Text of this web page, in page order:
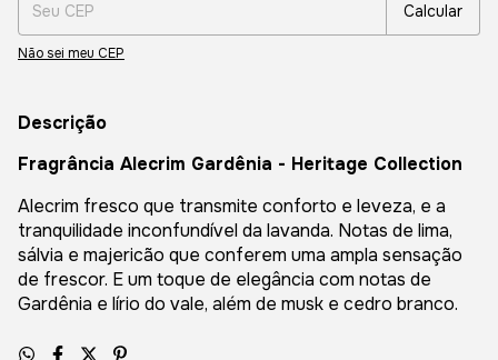
Calcular
Não sei meu CEP
Descrição
Fragrância Alecrim Gardênia - Heritage Collection
Alecrim fresco que transmite conforto e leveza, e a
tranquilidade inconfundível da lavanda. Notas de lima,
sálvia e majericão que conferem uma ampla sensação
de frescor. E um toque de elegância com notas de
Gardênia e lírio do vale, além de musk e cedro branco.